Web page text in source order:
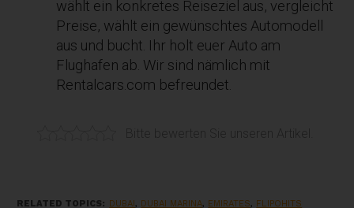
wählt ein konkretes Reiseziel aus, vergleicht
Preise, wählt ein gewünschtes Automodell
aus und bucht. Ihr holt euer Auto am
Flughafen ab. Wir sind nämlich mit
Rentalcars.com befreundet.
RELATED TOPICS: DUBAI, DUBAI MARINA, EMIRATES, FLIPOHITS